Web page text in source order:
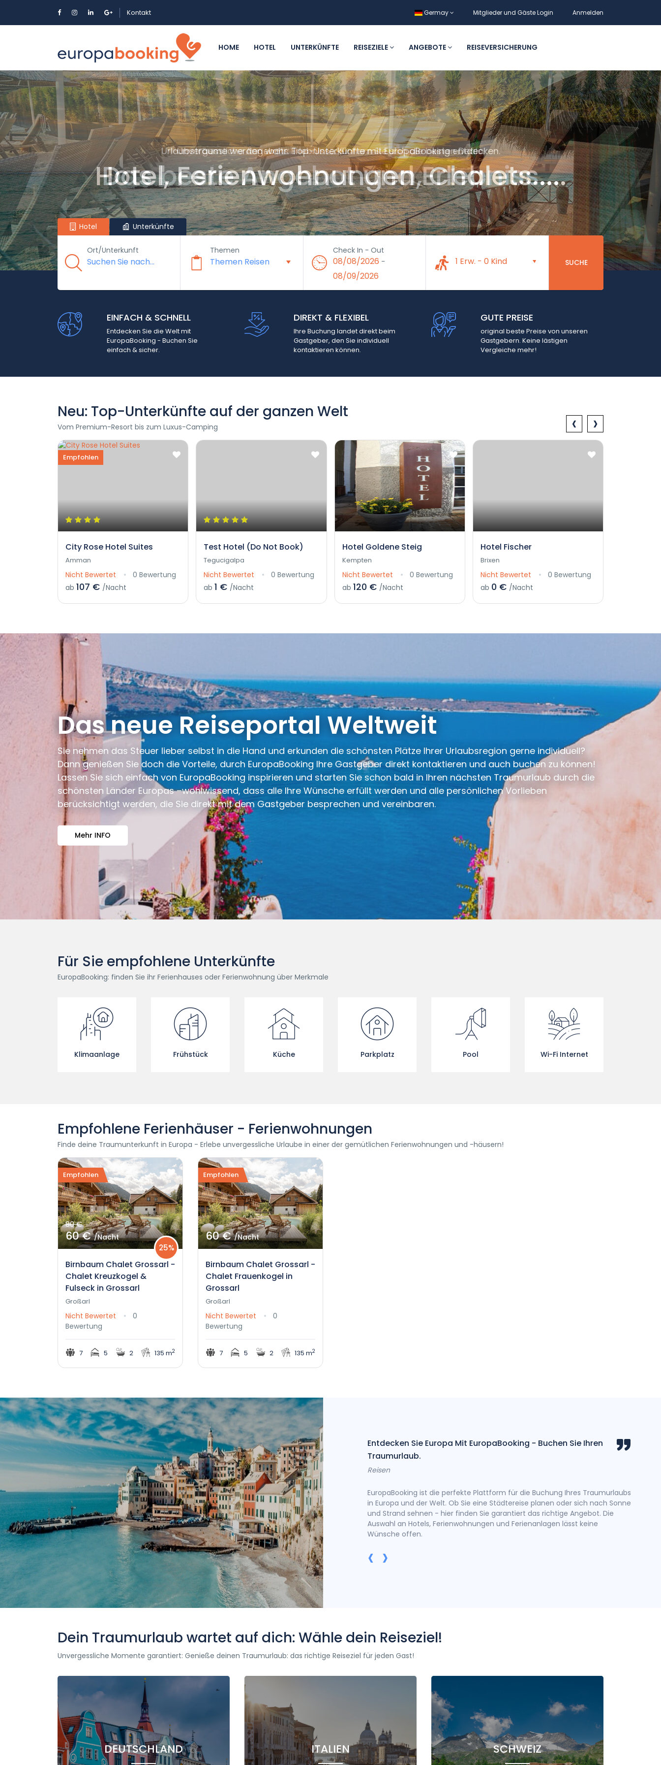
Kontakt Germay Mitglieder und Gäste Login Anmelden
HOME HOTEL UNTERKÜNFTE REISEZIELE ANGEBOTE REISEVERSICHERUNG
Urlaubsträume werden wahr: Top-Unterkünfte mit EuropaBooking entdecken.
Hotel, Ferienwohnungen, Chalets.....
Hotel Unterkünfte
Ort/Unterkunft Themen Check In - Out
08/08/2026 -
08/09/2026
1 Erw. -0 Kind SUCHE
EINFACH & SCHNELL
Entdecken Sie die Welt mit
EuropaBooking - Buchen Sie
einfach & sicher.
DIREKT & FLEXIBEL
Ihre Buchung landet direkt beim
Gastgeber, den Sie individuell
kontaktieren können.
GUTE PREISE
original beste Preise von unseren
Gastgebern. Keine lästigen
Vergleiche mehr!
Neu: Top-Unterkünfte auf der ganzen Welt
Vom Premium-Resort bis zum Luxus-Camping
Empfohlen
City Rose Hotel Suites
Amman
Nicht Bewertet
0 Bewertung
ab 107 € /Nacht
Test Hotel (Do Not Book)
Tegucigalpa
Nicht Bewertet
0 Bewertung
ab 1 € /Nacht
Hotel Goldene Steig
Kempten
Nicht Bewertet
0 Bewertung
ab 120 € /Nacht
Hotel Fischer
Brixen
Nicht Bewertet
0 Bewertung
ab 0 € /Nacht
‹ ›
Das neue Reiseportal Weltweit
Sie nehmen das Steuer lieber selbst in die Hand und erkunden die schönsten Plätze Ihrer Urlaubsregion gerne individuell?
Dann genießen Sie doch die Vorteile, durch EuropaBooking Ihre Gastgeber direkt kontaktieren und auch buchen zu können!
Lassen Sie sich einfach von EuropaBooking inspirieren und starten Sie schon bald in Ihren nächsten Traumurlaub durch die
schönsten Länder Europas –wohlwissend, dass alle Ihre Wünsche erfüllt werden und alle persönlichen Vorlieben
berücksichtigt werden, die Sie direkt mit dem Gastgeber besprechen und vereinbaren.
Mehr INFO
Für Sie empfohlene Unterkünfte
EuropaBooking: finden Sie ihr Ferienhauses oder Ferienwohnung über Merkmale
Klimaanlage Frühstück Küche Parkplatz Pool Wi-Fi Internet
Empfohlene Ferienhäuser - Ferienwohnungen
Finde deine Traumunterkunft in Europa - Erlebe unvergessliche Urlaube in einer der gemütlichen Ferienwohnungen und -häusern!
Empfohlen
80 €
60 €/Nacht
Birnbaum Chalet Grossarl -
Chalet Kreuzkogel &
Fulseck in Grossarl
25%
Großarl
Nicht Bewertet
0
Bewertung
7 5 2 135 m2
Empfohlen
60 €/Nacht
Birnbaum Chalet Grossarl -
Chalet Frauenkogel in
Grossarl
Großarl
Nicht Bewertet
0
Bewertung
7 5 2 135 m2
Buchen Sie Ihren
Ihres Traumurlaubs
oder sich nach Sonne
richtige Angebot. Die
lässt keine
EuropaBooking - Alles, Was Sie Für Ihre Reise Brauchen.
Reisen
Bei EuropaBooking werden Sie die tollsten Reisen erleben, denn hier finden
Sie nicht nur Ihr persönliches tolles Angebot, sondern auch einen
Gutscheinshop und viele tolle Reisethemen. Entdecken Sie jetzt mit
EuropaBooking Ihr Traumreiseziel in Europa und in der Welt.
Entdecken Sie Europa Mit EuropaBooking - Buchen Sie Ihren
Traumurlaub.
Reisen
EuropaBooking ist die perfekte Plattform für die Buchung Ihres Traumurlaubs
in Europa und der Welt. Ob Sie eine Städtereise planen oder sich nach Sonne
und Strand sehnen - hier finden Sie garantiert das richtige Angebot. Die
Auswahl an Hotels, Ferienwohnungen und Ferienanlagen lässt keine
Wünsche offen.
‹ ›
Dein Traumurlaub wartet auf dich: Wähle dein Reiseziel!
Unvergessliche Momente garantiert: Genieße deinen Traumurlaub: das richtige Reiseziel für jeden Gast!
DEUTSCHLAND ITALIEN SCHWEIZ